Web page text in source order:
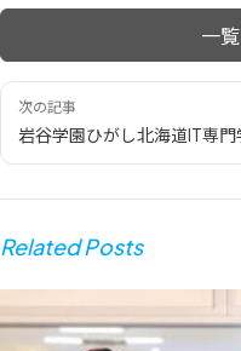
一
次の記事
岩谷学園ひがし北海道IT専
Related Posts